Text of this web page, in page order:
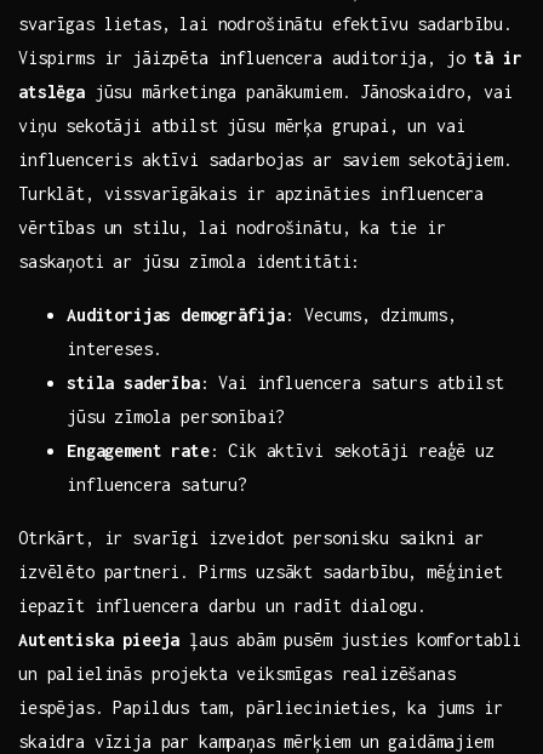
svarīgas lietas, lai nodrošinātu efektīvu ⁣sadarbību.
Vispirms ir jāizpēta influencera auditorija, jo‌tā ir
atslēgajūsu mārketinga ‌panākumiem.⁣ Jānoskaidro, ​vai
viņu sekotāji atbilst jūsu ‍mērķa grupai, ‍un vai
influenceris aktīvi‌ sadarbojas ar saviem sekotājiem.
Turklāt, vissvarīgākais ir apzināties influencera
vērtības ​un stilu, lai nodrošinātu, ka tie ir
saskaņoti ar jūsu‌ zīmola identitāti:
Auditorijas demogrāfija: Vecums, dzimums,‍
intereses.
stila saderība: Vai⁣ influencera saturs atbilst
jūsu zīmola personībai?
Engagement rate: Cik aktīvi ‌sekotāji reaģē uz
influencera saturu?
Otrkārt, ir‍ svarīgi izveidot personisku saikni ar
izvēlēto partneri. Pirms uzsākt sadarbību, mēģiniet
iepazīt influencera ‍darbu un radīt dialogu.
Autentiska pieeja ļaus abām ⁣pusēm ⁤justies komfortabli⁢
un palielinās projekta ‌veiksmīgas ‌realizēšanas
iespējas. Papildus tam, ⁣pārliecinieties, ka jums ir
skaidra vīzija par kampaņas ⁢mērķiem un⁣ gaidāmajiem